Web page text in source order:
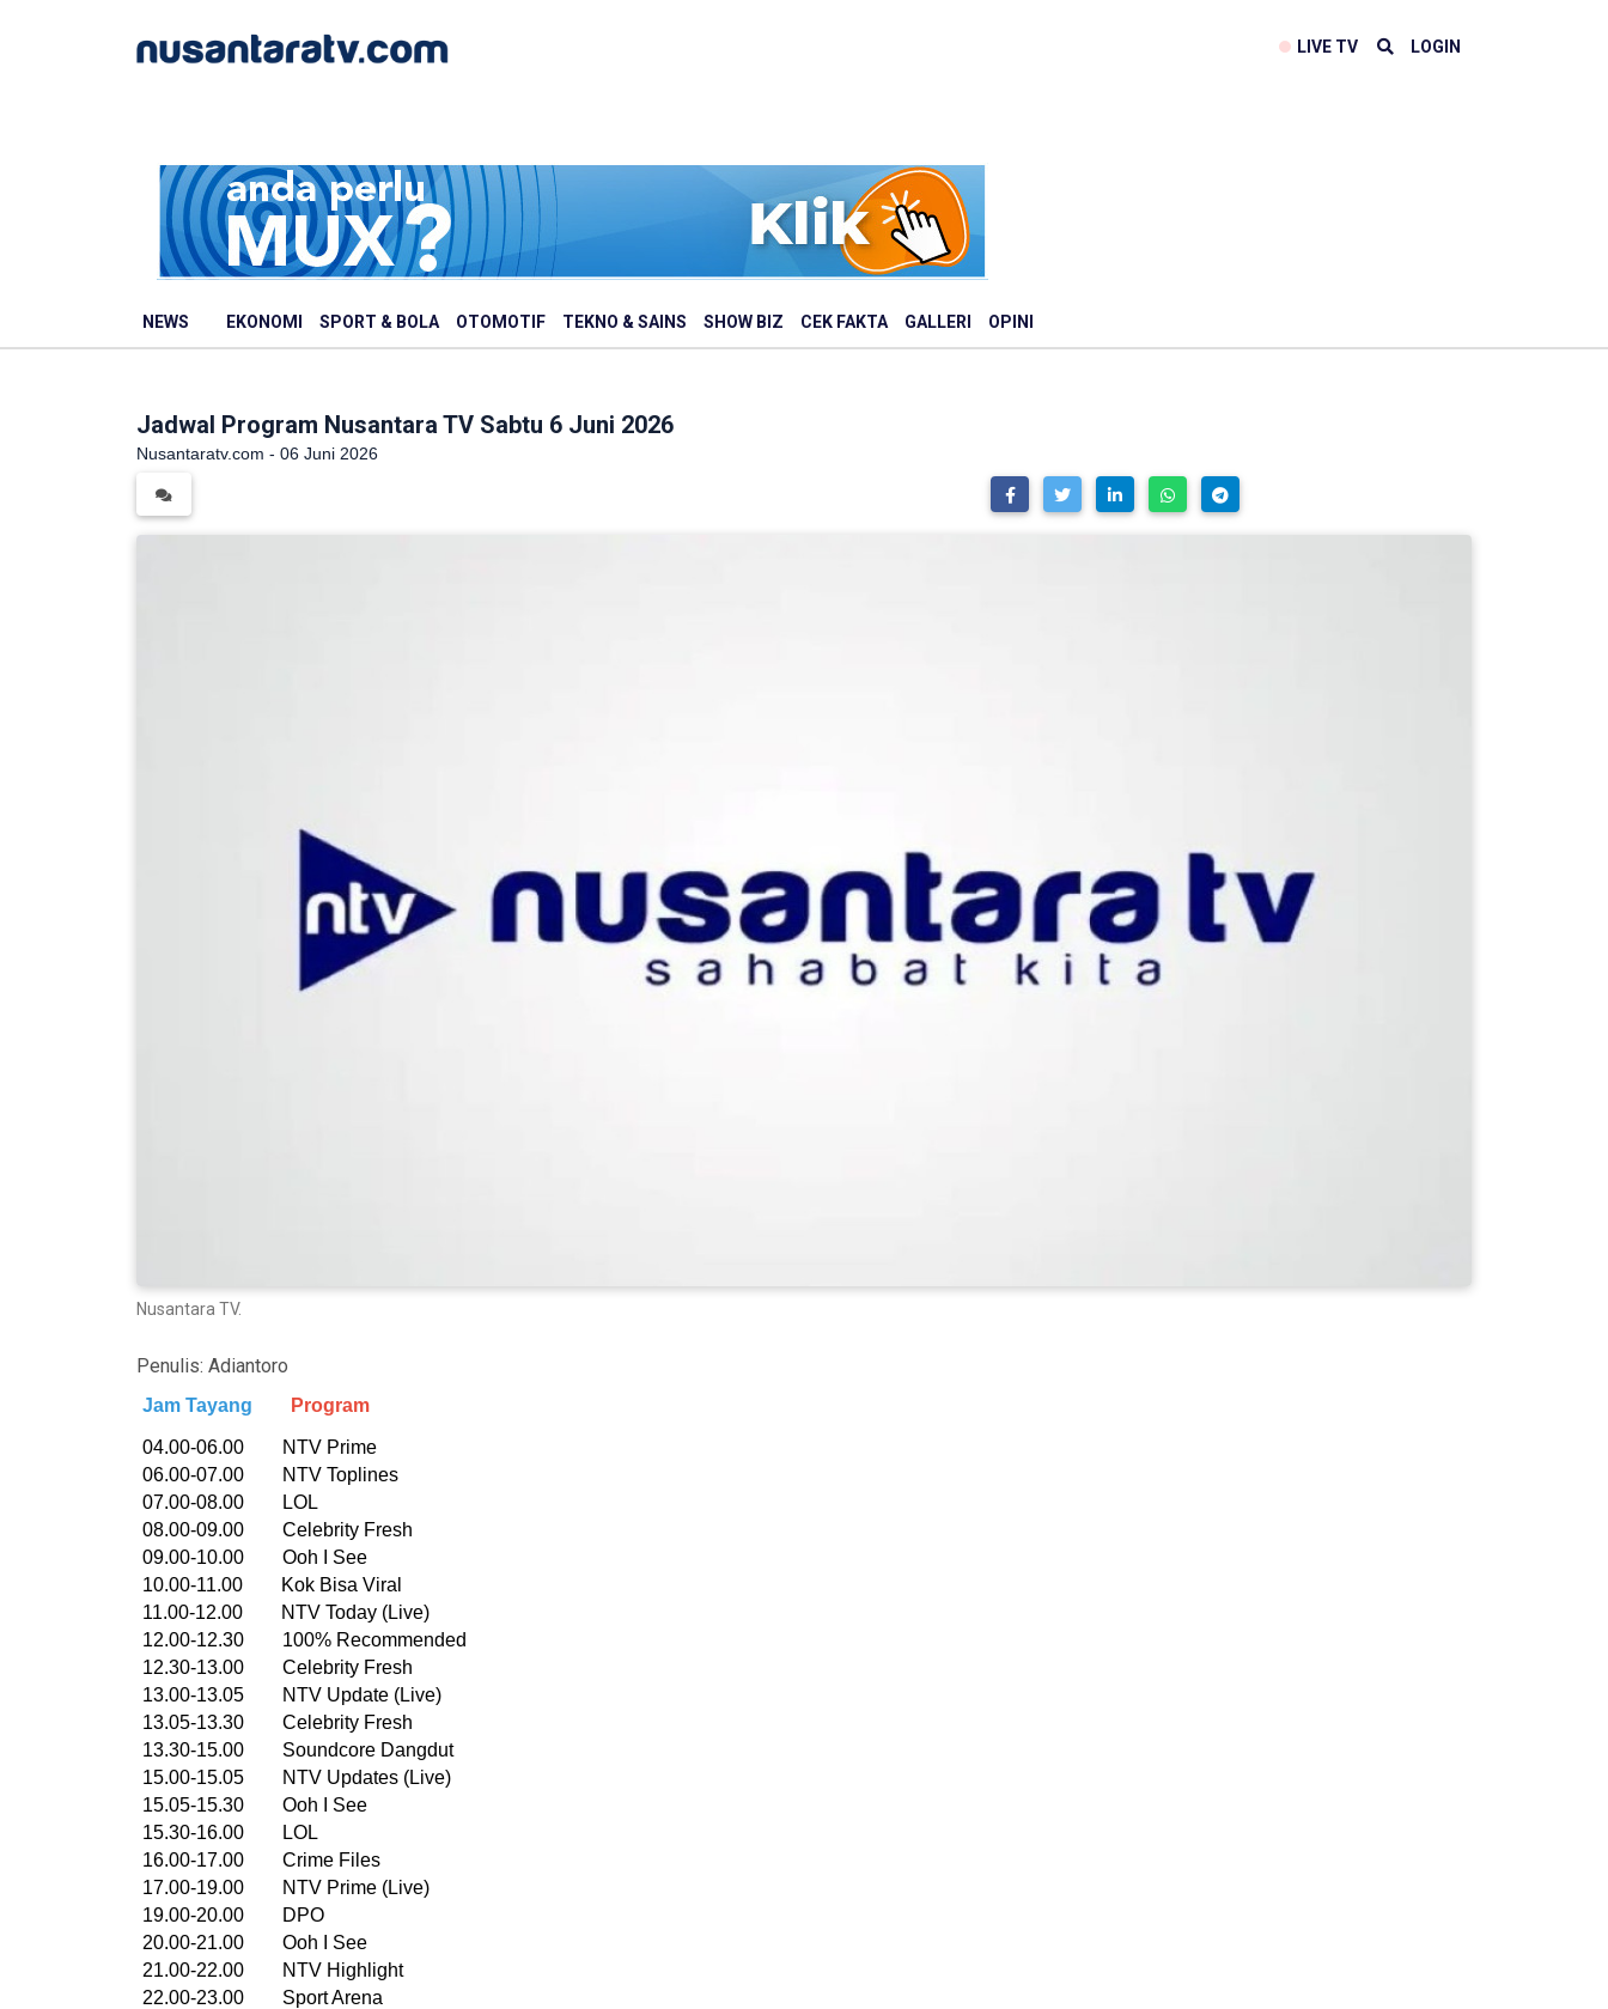
LIVE TV LOGIN
NEWS EKONOMI SPORT & BOLA OTOMOTIF TEKNO & SAINS SHOW BIZ CEK FAKTA GALLERI OPINI
Jadwal Program Nusantara TV Sabtu 6 Juni 2026
Nusantaratv.com - 06 Juni 2026
Nusantara TV.
Penulis: Adiantoro
Jam Tayang Program
04.00-06.00 NTV Prime
06.00-07.00 NTV Toplines
07.00-08.00 LOL
08.00-09.00 Celebrity Fresh
09.00-10.00 Ooh I See
10.00-11.00 Kok Bisa Viral
11.00-12.00 NTV Today (Live)
12.00-12.30 100% Recommended
12.30-13.00 Celebrity Fresh
13.00-13.05 NTV Update (Live)
13.05-13.30 Celebrity Fresh
13.30-15.00 Soundcore Dangdut
15.00-15.05 NTV Updates (Live)
15.05-15.30 Ooh I See
15.30-16.00 LOL
16.00-17.00 Crime Files
17.00-19.00 NTV Prime (Live)
19.00-20.00 DPO
20.00-21.00 Ooh I See
21.00-22.00 NTV Highlight
22.00-23.00 Sport Arena